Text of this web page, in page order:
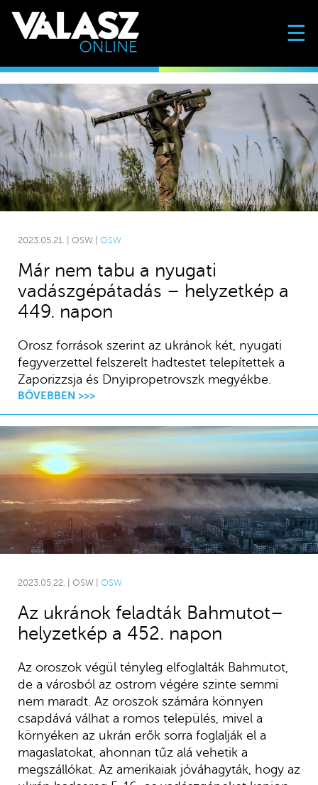
☰
2023.05.22. | OSW | OSW
Az ukránok feladták Bahmutot–
helyzetkép a 452. napon
Az oroszok végül tényleg elfoglalták Bahmutot,
de a városból az ostrom végére szinte semmi
nem maradt. Az oroszok számára könnyen
csapdává válhat a romos település, mivel a
környéken az ukrán erők sorra foglalják el a
magaslatokat, ahonnan tűz alá vehetik a
megszállókat. Az amerikaiak jóváhagyták, hogy az
2023.05.21. | OSW | OSW
Már nem tabu a nyugati
vadászgépátadás – helyzetkép a
449. napon
Orosz források szerint az ukránok két, nyugati
fegyverzettel felszerelt hadtestet telepítettek a
Zaporizzsja és Dnyipropetrovszk megyékbe.
BŐVEBBEN >>>